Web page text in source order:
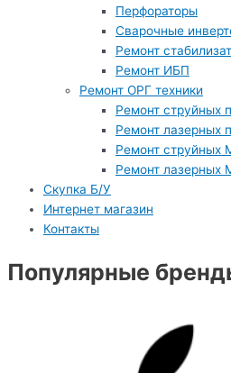
Перфораторы
Сварочные
Ремонт
Ремонт ИБП
Ремонт ОРГ техники
Ремонт струйных
Ремонт лазерных
Ремонт струйных
Ремонт лазерных
Скупка Б/У
Интернет магазин
Контакты
Популярные